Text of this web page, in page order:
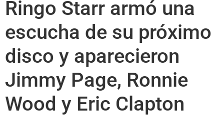
Ringo Starr armó una
escucha de su próximo
disco y aparecieron
Jimmy Page, Ronnie
Wood y Eric Clapton